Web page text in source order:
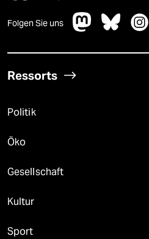
Folgen Sie uns
Ressorts
Politik
Öko
Gesellschaft
Kultur
Sport